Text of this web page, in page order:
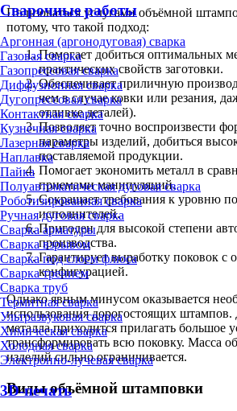
Сварочные работы
Аргонная (аргонодуговая) сварка
Газовая сварка
Газопрессовая сварка
Диффузионная сварка
Дугопрессовая сварка
Контактная сварка
Кузнечная сварка
Лазерная сварка
Наплавка
Пайка
Полуавтоматическая дуговая сварка
Роботизированная сварка
Ручная дуговая сварка
Сварка арматуры
Сварка взрывом
Сварка под слоем флюса
Сварка трением
Сварка труб
Термитная сварка
Ультразвуковая сварка
Химическая сварка
Холодная сварка
Электронно-лучевая сварка
3D-печать
Пользоваться услугами объёмной
потому, что такой подход:
Помогает добиться оптимальных
практических свойств заготовки.
Обеспечивает приличную
чем в случае ковки или резания,
отливке деталей).
Позволяет точно воспроизвести
параметры изделий, добиться
поставляемой продукции.
Помогает экономить металл в
приемами манипуляций.
Сокращает требования к уровню
исполнителей.
Пригоден для высокой степени
производства.
Гарантирует выработку поковок с
конфигурацией.
Однако явным минусом оказывается
использования дорогостоящих штампов.
металла приходится прилагать большое
трансформировать всю поковку. Масса
изделий сильно ограничивается.
Виды объёмной штамповки